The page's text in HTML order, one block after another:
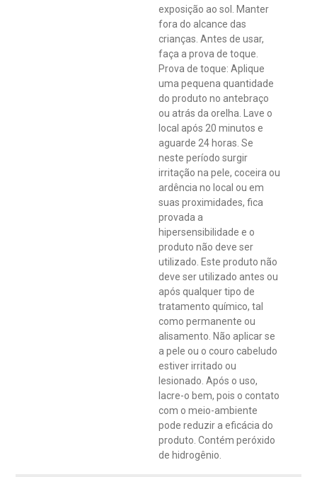
exposição ao sol. Manter
fora do alcance das
crianças. Antes de usar,
faça a prova de toque.
Prova de toque: Aplique
uma pequena quantidade
do produto no antebraço
ou atrás da orelha. Lave o
local após 20 minutos e
aguarde 24 horas. Se
neste período surgir
irritação na pele, coceira ou
ardência no local ou em
suas proximidades, fica
provada a
hipersensibilidade e o
produto não deve ser
utilizado. Este produto não
deve ser utilizado antes ou
após qualquer tipo de
tratamento químico, tal
como permanente ou
alisamento. Não aplicar se
a pele ou o couro cabeludo
estiver irritado ou
lesionado. Após o uso,
lacre-o bem, pois o contato
com o meio-ambiente
pode reduzir a eficácia do
produto. Contém peróxido
de hidrogênio.